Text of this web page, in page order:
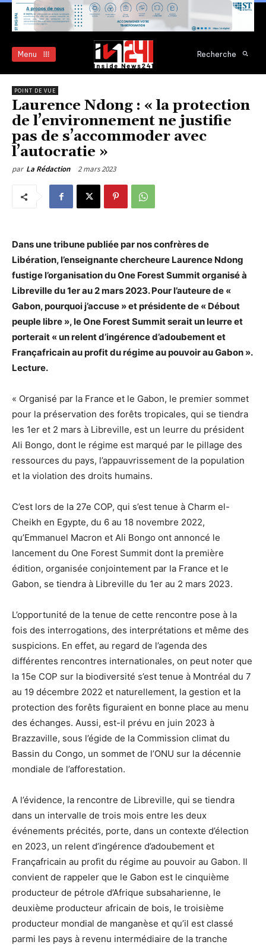
Menu Recherche
POINT DE VUE
Laurence Ndong : « la protection
de l’environnement ne justifie
pas de s’accommoder avec
l’autocratie »
par La Rédaction 2 mars 2023
Dans une tribune publiée par nos confrères de
Libération, l’enseignante chercheure Laurence Ndong
fustige l’organisation du One Forest Summit organisé à
Libreville du 1er au 2 mars 2023. Pour l’auteure de «
Gabon, pourquoi j’accuse » et présidente de « Débout
peuple libre », le One Forest Summit serait un leurre et
porterait « un relent d’ingérence d’adoubement et
Françafricain au profit du régime au pouvoir au Gabon ».
Lecture.
« Organisé par la France et le Gabon, le premier sommet
pour la préservation des forêts tropicales, qui se tiendra
les 1er et 2 mars à Libreville, est un leurre du président
Ali Bongo, dont le régime est marqué par le pillage des
ressources du pays, l’appauvrissement de la population
et la violation des droits humains.
C’est lors de la 27e COP, qui s’est tenue à Charm el-
Cheikh en Egypte, du 6 au 18 novembre 2022,
qu’Emmanuel Macron et Ali Bongo ont annoncé le
lancement du One Forest Summit dont la première
édition, organisée conjointement par la France et le
Gabon, se tiendra à Libreville du 1er au 2 mars 2023.
L’opportunité de la tenue de cette rencontre pose à la
fois des interrogations, des interprétations et même des
suspicions. En effet, au regard de l’agenda des
différentes rencontres internationales, on peut noter que
la 15e COP sur la biodiversité s’est tenue à Montréal du 7
au 19 décembre 2022 et naturellement, la gestion et la
protection des forêts figuraient en bonne place au menu
des échanges. Aussi, est-il prévu en juin 2023 à
Brazzaville, sous l’égide de la Commission climat du
Bassin du Congo, un sommet de l’ONU sur la décennie
mondiale de l’afforestation.
A l’évidence, la rencontre de Libreville, qui se tiendra
dans un intervalle de trois mois entre les deux
événements précités, porte, dans un contexte d’élection
en 2023, un relent d’ingérence d’adoubement et
Françafricain au profit du régime au pouvoir au Gabon. Il
convient de rappeler que le Gabon est le cinquième
producteur de pétrole d’Afrique subsaharienne, le
deuxième producteur africain de bois, le troisième
producteur mondial de manganèse et qu’il est classé
parmi les pays à revenu intermédiaire de la tranche